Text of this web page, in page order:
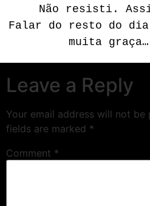
Não resisti.
Falar do resto do
muita graça…
Leave a Reply
Your email address will not be
fields are marked *
Comment *